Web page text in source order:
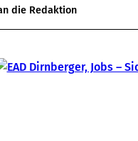
die Redaktion